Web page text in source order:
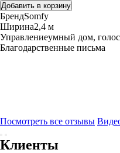
Добавить в корзину
БрендSomfy
Ширина2,4 м
Управлениеумный дом, голос
Благодарственные письма
Посмотреть все отзывы
Клиенты